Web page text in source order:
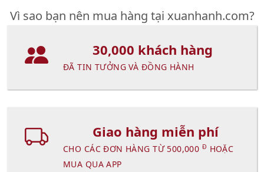
Vì sao bạn nên mua hàng tại xuanhanh.com?
30,000 khách hàng
ĐÃ TIN TƯỞNG VÀ ĐỒNG HÀNH
Giao hàng miễn phí
CHO CÁC ĐƠN HÀNG TỪ 500,000 Đ HOẶC
MUA QUA APP